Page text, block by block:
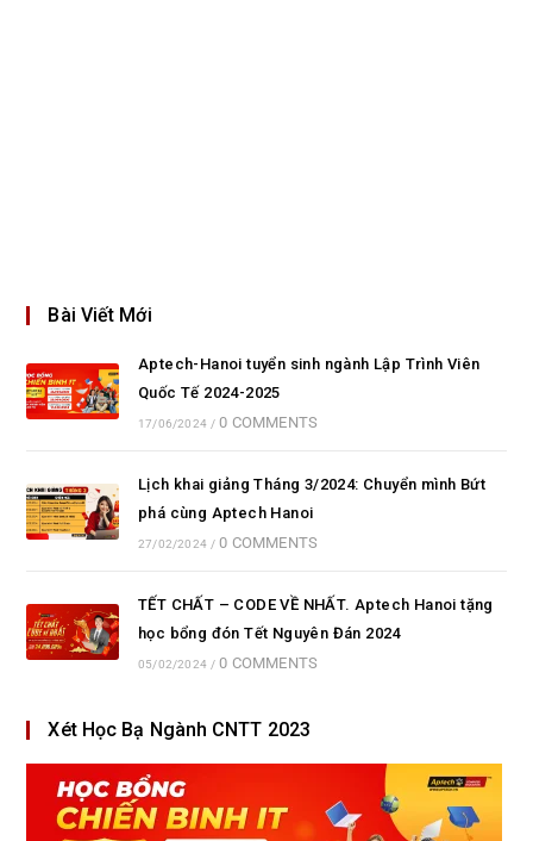
Bài Viết Mới
Aptech-Hanoi tuyển sinh ngành Lập Trình Viên
Quốc Tế 2024-2025
17/06/2024 / 0 COMMENTS
Lịch khai giảng Tháng 3/2024: Chuyển mình Bứt
phá cùng Aptech Hanoi
27/02/2024 / 0 COMMENTS
TẾT CHẤT – CODE VỀ NHẤT. Aptech Hanoi tặng
học bổng đón Tết Nguyên Đán 2024
05/02/2024 / 0 COMMENTS
Xét Học Bạ Ngành CNTT 2023